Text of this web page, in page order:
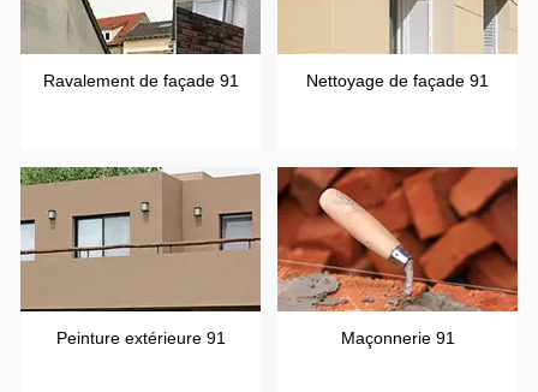
Ravalement de façade 91 Nettoyage de façade 91
Peinture extérieure 91 Maçonnerie 91